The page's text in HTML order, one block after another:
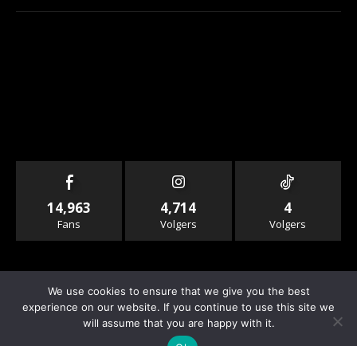
14,963
Fans
4,714
Volgers
4
Volgers
We use cookies to ensure that we give you the best
experience on our website. If you continue to use this site we
will assume that you are happy with it.